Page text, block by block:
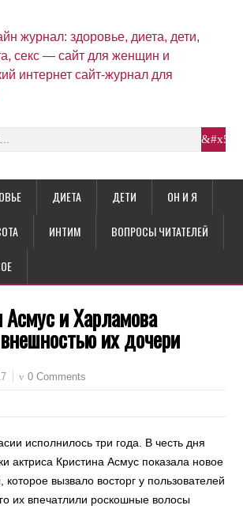
ДИЕТА ДЕТИ ОН И Я
ИНТИМ ВОПРОСЫ ЧИТАТЕЛЕЙ
и Харламова
их дочери
0 Comments
исполнилось три года. В честь дня
актриса Кристина Асмус показала новое
вызвало восторг у пользователей
их впечатлили роскошные волосы